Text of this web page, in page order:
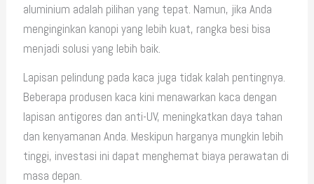
aluminium adalah pilihan yang tepat. Namun, jika Anda
menginginkan kanopi yang lebih kuat, rangka besi bisa
menjadi solusi yang lebih baik.
Lapisan pelindung pada kaca juga tidak kalah pentingnya.
Beberapa produsen kaca kini menawarkan kaca dengan
lapisan antigores dan anti-UV, meningkatkan daya tahan
dan kenyamanan Anda. Meskipun harganya mungkin lebih
tinggi, investasi ini dapat menghemat biaya perawatan di
masa depan.